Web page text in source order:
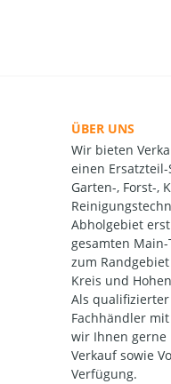
ÜBER UNS
Wir bieten
einen
Garten-, Forst-,
Abholgebiet
gesamten
zum
Kreis und
Als
Fachhändler
wir Ihnen
Verkauf sowie
Verfügung.